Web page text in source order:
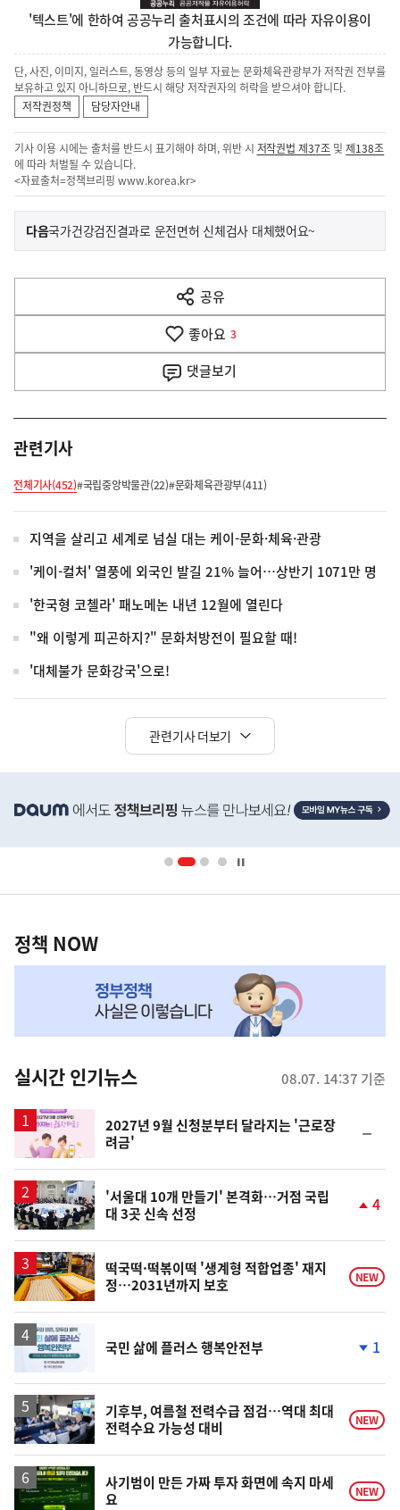
'텍스트'에 한하여 공공누리 출처표시의 조건에 따라 자유이용이
가능합니다.
단, 사진, 이미지, 일러스트, 동영상 등의 일부 자료는 문화체육관광부가 저작권 전부를
보유하고 있지 아니하므로, 반드시 해당 저작권자의 허락을 받으셔야 합니다.
저작권정책
담당자안내
기사 이용 시에는 출처를 반드시 표기해야 하며, 위반 시 저작권법 제37조 및제138조
에 따라 처벌될 수 있습니다.
<자료출처=정책브리핑 www.korea.kr>
이
전
다
음
다음기
사
국가건강검진결과로 운전면허 신체검사 대체했어요~
공유
열
기
좋아요 3
댓글보기
관련기사
전체기사(452)#국립중앙박물관(22)#문화체육관광부(411)
지역을 살리고 세계로 넘실 대는 케이-문화·체육·관광
'케이-컬처' 열풍에 외국인 발길 21% 늘어…상반기 1071만 명
'한국형 코첼라' 패노메논 내년 12월에 열린다
"왜 이렇게 피곤하지?" 문화처방전이 필요할 때!
'대체불가 문화강국'으로!
관련기사 더보기
단
영
책
NOW,
뉴
스
정책 NOW
실시간 인기뉴스 08.07. 14:37 기준
2027년 9월 신청분부터 달라지는 '근로장
려금'
일
'서울대 10개 만들기' 본격화…거점 국립
대 3곳 신속 선정
승
4
떡국떡·떡볶이떡 '생계형 적합업종' 재지
정…2031년까지 보호
NEW
국민 삶에 플러스 행복안전부
락
1
기후부, 여름철 전력수급 점검…역대 최대
전력수요 가능성 대비
NEW
사기범이 만든 가짜 투자 화면에 속지 마세
요
NEW